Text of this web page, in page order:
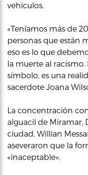
vehículos.
«Teníamos más de
personas que están
eso es lo que
la muerte al
símbolo, es una
sacerdote Joana
La concentración
alguacil de Miramar,
ciudad, Willian
aseveraron que la
«inaceptable».